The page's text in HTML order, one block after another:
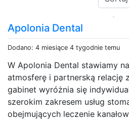
Apolonia Dental
Dodano: 4 miesiące 4 tygodnie temu
W Apolonia Dental stawiamy
atmosferę i partnerską relację
gabinet wyróżnia się
szerokim zakresem usług
obejmujących leczenie